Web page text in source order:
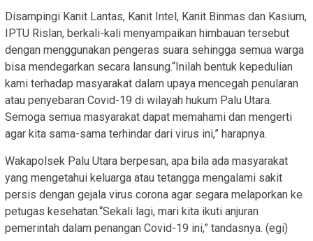
Disampingi Kanit Lantas, Kanit Intel, Kanit Binmas dan Kasium,
IPTU Rislan, berkali-kali menyampaikan himbauan tersebut
dengan menggunakan pengeras suara sehingga semua warga
bisa mendegarkan secara lansung.“Inilah bentuk kepedulian
kami terhadap masyarakat dalam upaya mencegah penularan
atau penyebaran Covid-19 di wilayah hukum Palu Utara.
Semoga semua masyarakat dapat memahami dan mengerti
agar kita sama-sama terhindar dari virus ini,” harapnya.
Wakapolsek Palu Utara berpesan, apa bila ada masyarakat
yang mengetahui keluarga atau tetangga mengalami sakit
persis dengan gejala virus corona agar segara melaporkan ke
petugas kesehatan.“Sekali lagi, mari kita ikuti anjuran
pemerintah dalam penangan Covid-19 ini,” tandasnya. (egi)